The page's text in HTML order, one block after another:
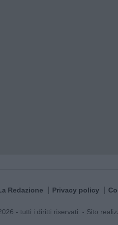
Redazione Privacy policy
2026 - tutti i diritti riservati. - Sito